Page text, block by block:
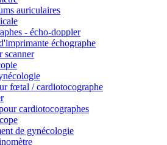
auriculaires
- écho-doppler
échographe
scanner
fœtal / cardiotocographe
cardiotocographes
de gynécologie